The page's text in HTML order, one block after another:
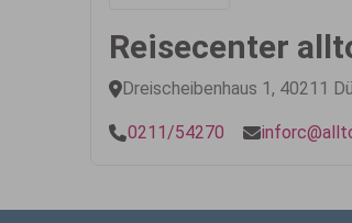
Reisecenter
Dreischeibenhaus 1, 40211
0211/54270